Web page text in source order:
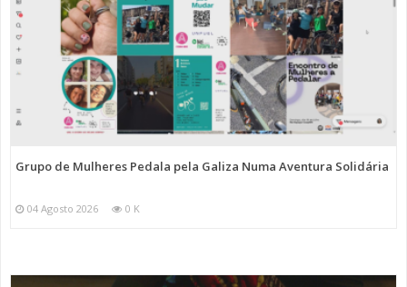
Grupo de Mulheres Pedala pela Galiza Numa Aventura Solidária
04 Agosto 2026 0 K